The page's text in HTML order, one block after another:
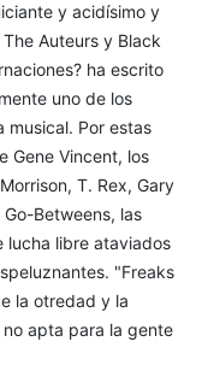
y acidísimo y
Auteurs y Black
ha escrito
uno de los
musical. Por estas
Gene Vincent, los
T. Rex, Gary
Betweens, las
lucha libre ataviados
"Freaks
la otredad y la
apta para la gente